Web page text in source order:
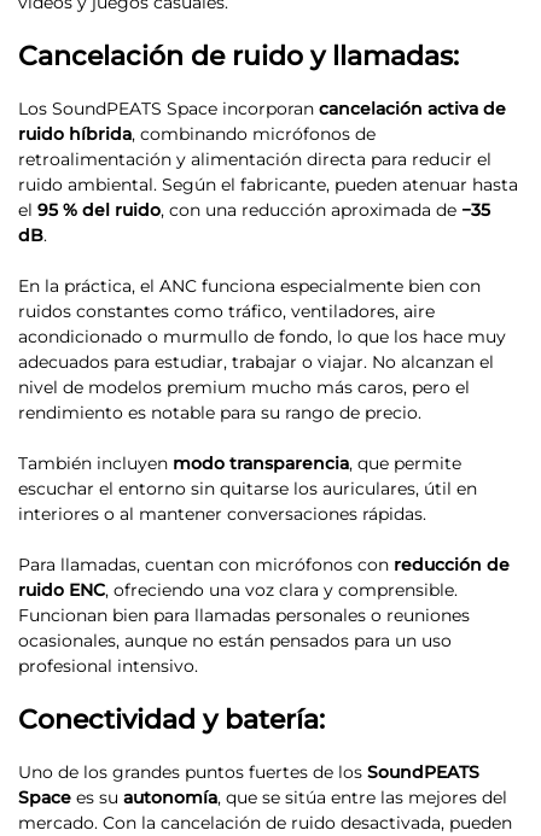
Cancelación de ruido y llamadas:
Los SoundPEATS Space incorporan cancelación activa de
ruido híbrida, combinando micrófonos de
retroalimentación y alimentación directa para reducir el
ruido ambiental. Según el fabricante, pueden atenuar hasta
el 95 % del ruido, con una reducción aproximada de −35
dB.
En la práctica, el ANC funciona especialmente bien con
ruidos constantes como tráfico, ventiladores, aire
acondicionado o murmullo de fondo, lo que los hace muy
adecuados para estudiar, trabajar o viajar. No alcanzan el
nivel de modelos premium mucho más caros, pero el
rendimiento es notable para su rango de precio.
También incluyen modo transparencia, que permite
escuchar el entorno sin quitarse los auriculares, útil en
interiores o al mantener conversaciones rápidas.
Para llamadas, cuentan con micrófonos con reducción de
ruido ENC, ofreciendo una voz clara y comprensible.
Funcionan bien para llamadas personales o reuniones
ocasionales, aunque no están pensados para un uso
profesional intensivo.
Conectividad y batería:
Uno de los grandes puntos fuertes de los SoundPEATS
Space es su autonomía, que se sitúa entre las mejores del
mercado. Con la cancelación de ruido desactivada, pueden